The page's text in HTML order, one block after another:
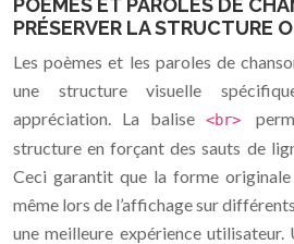
POÈMES ET PAROLES DE
PRÉSERVER LA STRUCTURE
Les poèmes et les paroles de
une structure visuelle
appréciation. La balise
<br>
structure en forçant des sauts de
Ceci garantit que la forme
même lors de l’affichage sur
une meilleure expérience